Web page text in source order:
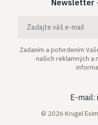
Newsletter
Zadaním a potvrdením
našich reklamných a
E-mail:
© 2026 Krugel